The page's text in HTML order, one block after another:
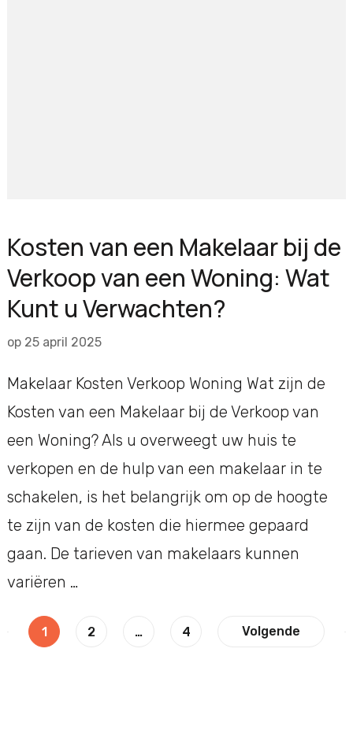
Kosten van een Makelaar bij de
Verkoop van een Woning: Wat
Kunt u Verwachten?
op 25 april 2025
Makelaar Kosten Verkoop Woning Wat zijn de
Kosten van een Makelaar bij de Verkoop van
een Woning? Als u overweegt uw huis te
verkopen en de hulp van een makelaar in te
schakelen, is het belangrijk om op de hoogte
te zijn van de kosten die hiermee gepaard
gaan. De tarieven van makelaars kunnen
variëren …
Berichtnavigatie
Pagina
1 Pagina
2 … Pagina
4 Volgende